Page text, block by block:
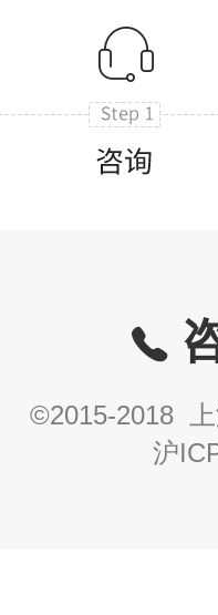
©2015-2018 上
沪